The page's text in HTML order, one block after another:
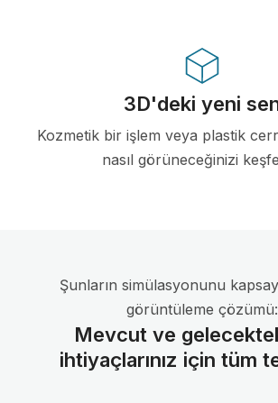
3D'deki yeni
Kozmetik bir işlem veya plastik
nasıl görüneceğinizi
Şunların simülasyonunu
görüntüleme çözümü:
Mevcut ve
ihtiyaçlarınız için tüm